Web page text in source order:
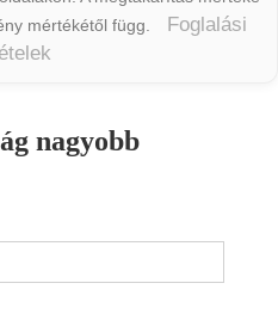
mértékétől függ.
Foglalási
nagyobb